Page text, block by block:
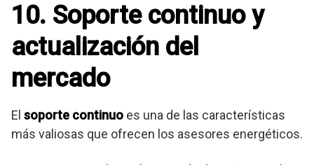
10. Soporte continuo y
actualización del
mercado
El soporte continuo es una de las características
más valiosas que ofrecen los asesores energéticos.